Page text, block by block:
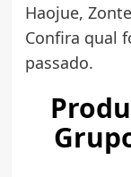
Haojue,
Confira qual
passado.